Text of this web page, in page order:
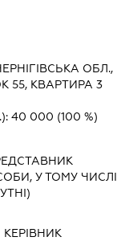
ОБЛ.,
55, КВАРТИРА 3
40 000 (100 %)
У ТОМУ ЧИСЛІ
КЕРІВНИК